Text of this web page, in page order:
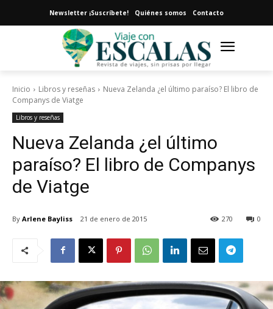
Newsletter ¡Suscríbete! Quiénes somos Contacto
Inicio Libros y reseñas
Nueva Zelanda ¿el último paraíso? El libro de
Companys de Viatge
Libros y reseñas
Nueva Zelanda ¿el último
paraíso? El libro de Companys
de Viatge
By Arlene Bayliss 21 de enero de 2015 0
270